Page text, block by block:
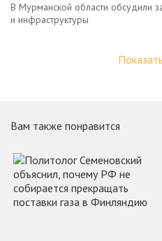
В Мурманской области обсудили
и инфраструктуры
Вам также понравится